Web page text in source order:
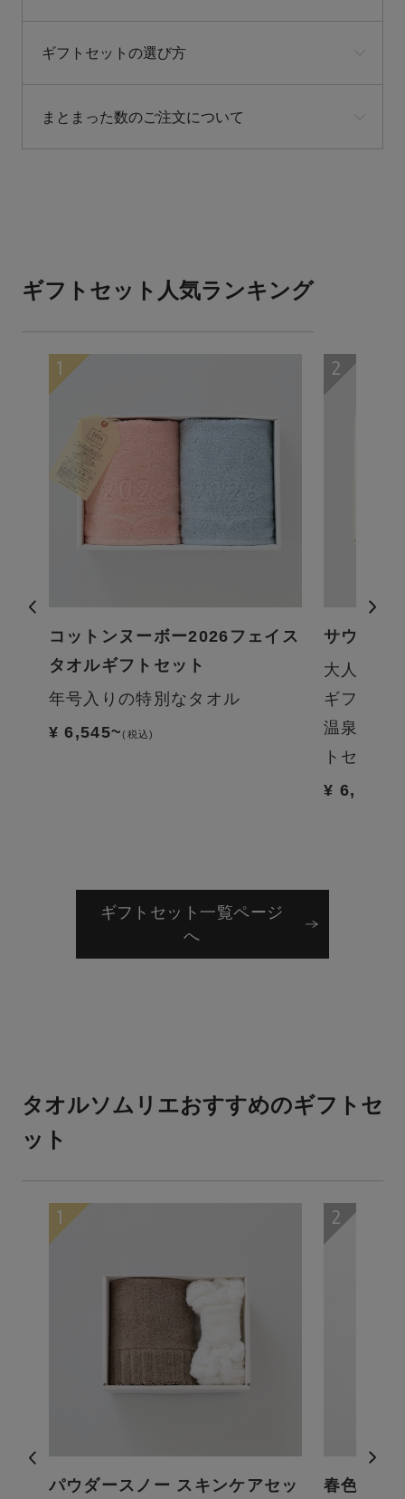
ギフトセットの選び方
まとまった数のご注文について
ギフトセット人気ランキング
コットンヌーボー2026フェイス
タオルギフトセット
年号入りの特別なタオル
¥ 6,545~(税込)
サウナタ
大人気の
ギフトセ
温泉好き
トセット
¥ 6,985
ギフトセット一覧ページ
へ
タオルソムリエおすすめのギフトセ
ット
パウダースノー スキンケアセッ 春色のス